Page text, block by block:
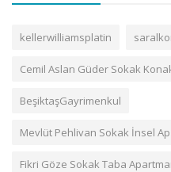
kellerwilliamsplatin
Cemil Aslan Güder Sokak
BeşiktaşGayrimenkul
Mevlüt Pehlivan Sokak İnsel
Fikri Göze Sokak Taba